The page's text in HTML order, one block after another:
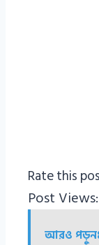
Rate this
Post Views:
আরও